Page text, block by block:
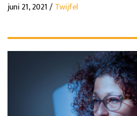
juni 21, 2021 / Twijfel